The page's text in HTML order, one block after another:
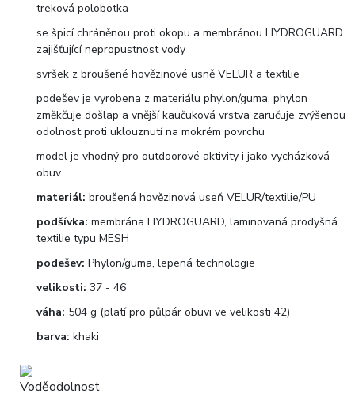
treková polobotka
se špicí chráněnou proti okopu a membránou HYDROGUARD
zajišťující nepropustnost vody
svršek z broušené hovězinové usně VELUR a textilie
podešev je vyrobena z materiálu phylon/guma, phylon
změkčuje došlap a vnější kaučuková vrstva zaručuje zvýšenou
odolnost proti uklouznutí na mokrém povrchu
model je vhodný pro outdoorové aktivity i jako vycházková
obuv
materiál: broušená hovězinová useň VELUR/textilie/PU
podšívka: membrána HYDROGUARD, laminovaná prodyšná
textilie typu MESH
podešev: Phylon/guma, lepená technologie
velikosti: 37 - 46
váha: 504 g (platí pro půlpár obuvi ve velikosti 42)
barva: khaki